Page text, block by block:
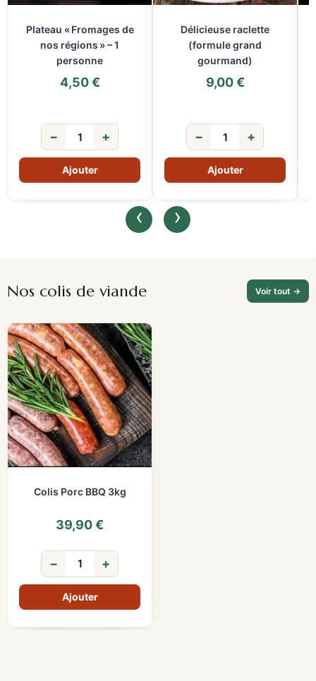
Plateau « Fromages de
nos régions » – 1
personne
4,50€
− +
Délicieuse raclette
(formule grand
gourmand)
9,00€
− +
‹ ›
Nos colis de viande Voir tout →
Colis Porc BBQ 3kg
39,90€
− +